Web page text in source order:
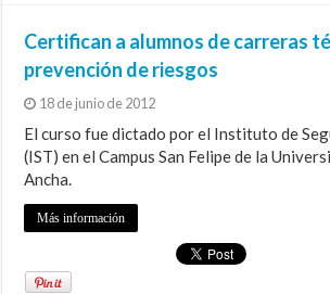
Certifican a alumnos de carreras
prevención de riesgos
18 de junio de 2012
El curso fue dictado por el Instituto de
(IST) en el Campus San Felipe de la
Ancha.
Más información